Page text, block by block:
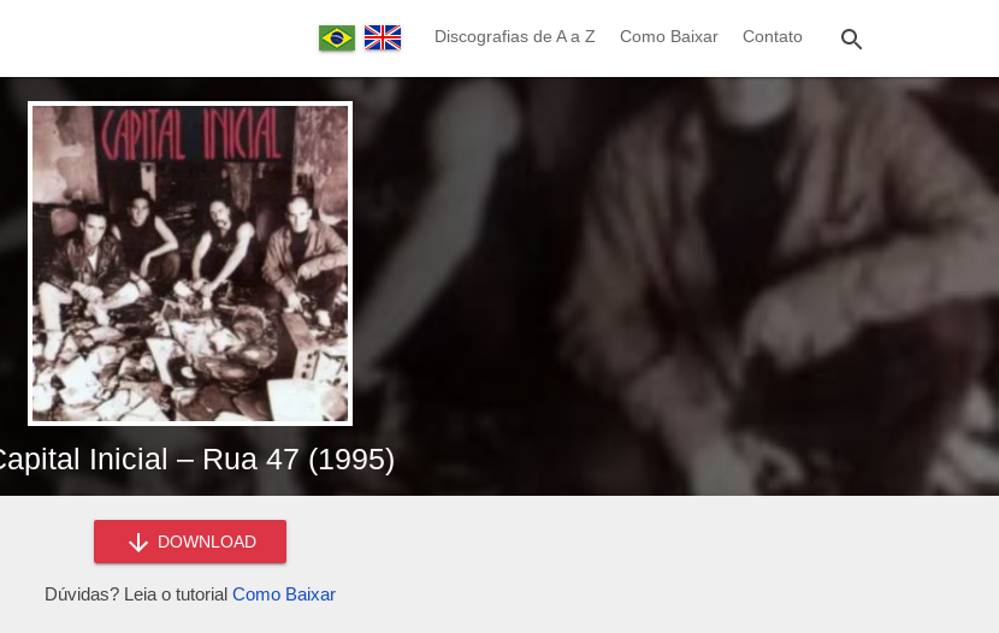
Discografias de A a Z Como Baixar Contato
Inicial – Rua 47 (1995)
DOWNLOAD
Dúvidas? Leia o tutorial Como Baixar